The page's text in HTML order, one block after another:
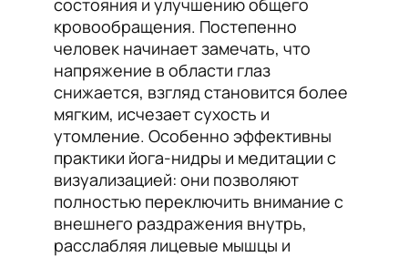
состояния и улучшению общего
кровообращения. Постепенно
человек начинает замечать, что
напряжение в области глаз
снижается, взгляд становится более
мягким, исчезает сухость и
утомление. Особенно эффективны
практики йога-нидры и медитации с
визуализацией: они позволяют
полностью переключить внимание с
внешнего раздражения внутрь,
расслабляя лицевые мышцы и